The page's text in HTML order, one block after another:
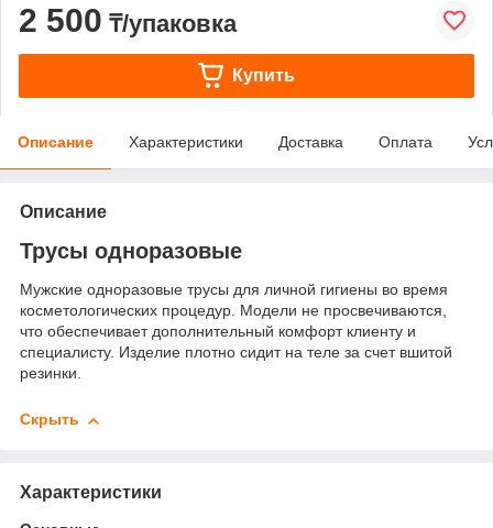
2 500 ₸/упаковка
Купить
Описание Характеристики Доставка Оплата
Описание
Трусы одноразовые
Мужские одноразовые трусы для личной гигиены во время
косметологических процедур. Модели не просвечиваются,
что обеспечивает дополнительный комфорт клиенту и
специалисту. Изделие плотно сидит на теле за счет вшитой
резинки.
Скрыть
Характеристики